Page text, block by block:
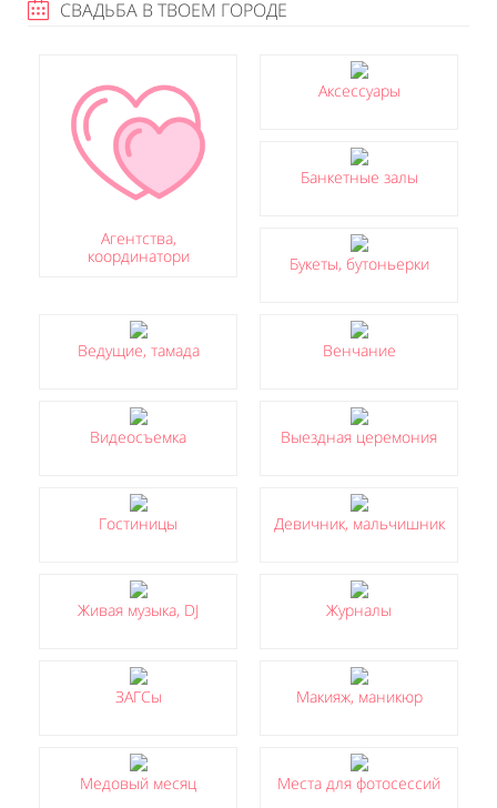
СВАДЬБА В ТВОЕМ ГОРОДЕ
Агентства,
координатори
Аксессуары
Банкетные залы
Букеты, бутоньерки
Ведущие, тамада Венчание
Видеосъемка Выездная церемония
Гостиницы Девичник, мальчишник
Живая музыка, DJ Журналы
ЗАГСы Макияж, маникюр
Медовый месяц Места для фотосессий